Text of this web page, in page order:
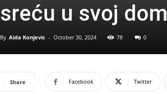
sreću u svoj dom
By Aida Konjevic - October 30, 2024 78 0
Share Facebook Twitter